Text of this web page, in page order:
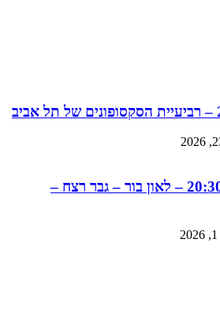
3.2.26, יום ג', בשעה 20:30 – לאון בור – גבר רצח –